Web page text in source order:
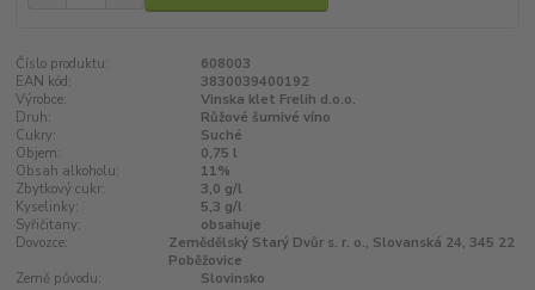
Číslo produktu:
608003
EAN kód:
3830039400192
Výrobce:
Vinska klet Frelih d.o.o.
Druh:
Růžové šumivé víno
Cukry:
Suché
Objem:
0,75 l
Obsah alkoholu:
11%
Zbytkový cukr:
3,0 g/l
Kyselinky:
5,3 g/l
Syřičitany:
obsahuje
Dovozce:
Zemědělský Starý Dvůr s. r. o., Slovanská 24, 345 22
Poběžovice
Země původu:
Slovinsko